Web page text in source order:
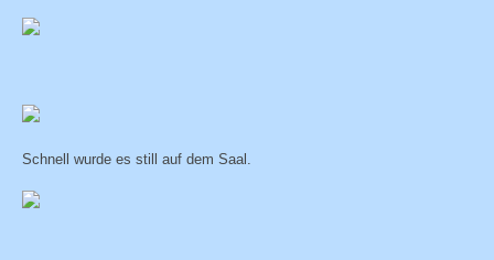
Schnell wurde es still auf dem Saal.